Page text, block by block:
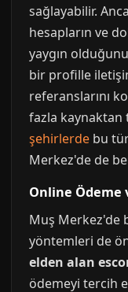
sağlayabilir.
hesapların ve
yaygın
bir profille
referanslarını
fazla kaynaktan
şehirlerde bu
Merkez'de de
Online Ödeme
Muş Merkez'de
yöntemleri de
elden alan
ödemeyi tercih